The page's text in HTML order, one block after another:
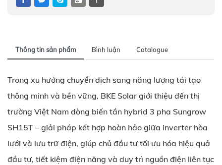
Thông tin sản phẩm Bình luận Catalogue
Trong xu hướng chuyển dịch sang năng lượng tái tạo
thông minh và bền vững, BKE Solar giới thiệu đến thị
trường Việt Nam dòng biến tần hybrid 3 pha Sungrow
SH15T – giải pháp kết hợp hoàn hảo giữa inverter hòa
lưới và lưu trữ điện, giúp chủ đầu tư tối ưu hóa hiệu quả
đầu tư, tiết kiệm điện năng và duy trì nguồn điện liên tục